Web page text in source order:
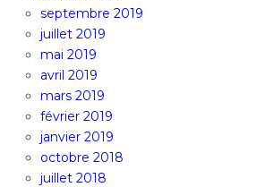
septembre 2019
juillet 2019
mai 2019
avril 2019
mars 2019
février 2019
janvier 2019
octobre 2018
juillet 2018